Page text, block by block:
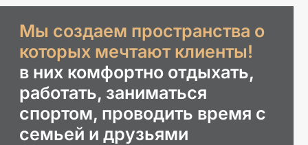
Мы создаем пространства о
которых мечтают клиенты!
в них комфортно отдыхать,
работать, заниматься
спортом, проводить время с
семьей и друзьями